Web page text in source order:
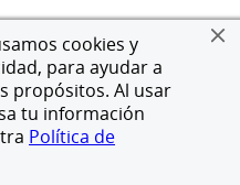
cookies y
para ayudar a
propósitos. Al usar
tu información
Política de